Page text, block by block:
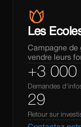
menstrual_health
Les
Campagne de
vendre leurs
+3 000
Demandes
29
Retour sur